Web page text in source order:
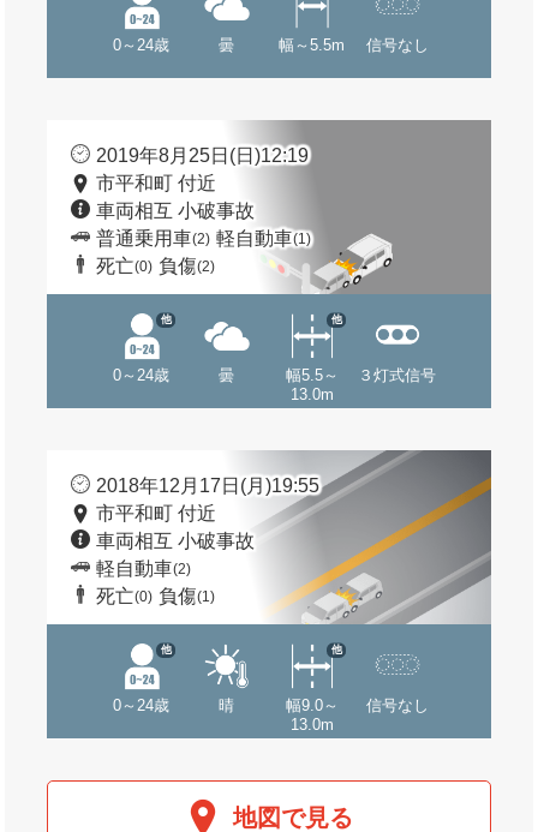
0～24歳 曇 幅～5.5m 信号なし
2019年8月25日(日)12:19
市平和町 付近
車両相互 小破事故
普通乗用車(2) 軽自動車(1)
死亡(0) 負傷(2)
0～24歳
他
曇
幅5.5～
13.0m
他
３灯式信号
2018年12月17日(月)19:55
市平和町 付近
車両相互 小破事故
軽自動車(2)
死亡(0) 負傷(1)
0～24歳
他
晴
幅9.0～
13.0m
他
信号なし
地図で見る